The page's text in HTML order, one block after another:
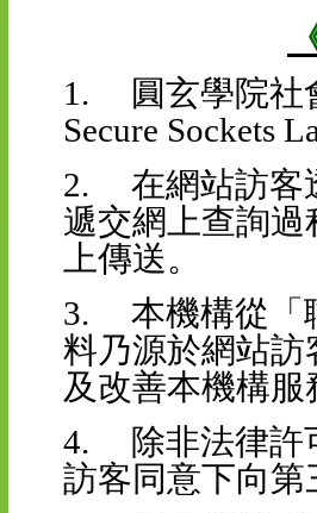
1. 圓玄學院社
Secure Sockets
2. 在網站訪客
遞交網上查詢
上傳送。
3. 本機構從「
料乃源於網站
及改善本機構服
4. 除非法律許
訪客同意下向